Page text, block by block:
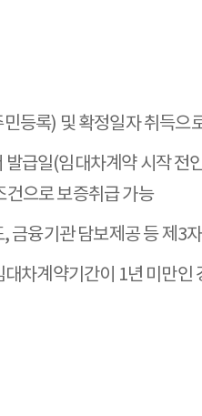
등록) 및 확정일자 취득으
급일(임대차계약 시작 전
건으로 보증취급 가능
융기관 담보제공 등 제3
차계약기간이 1년 미만인